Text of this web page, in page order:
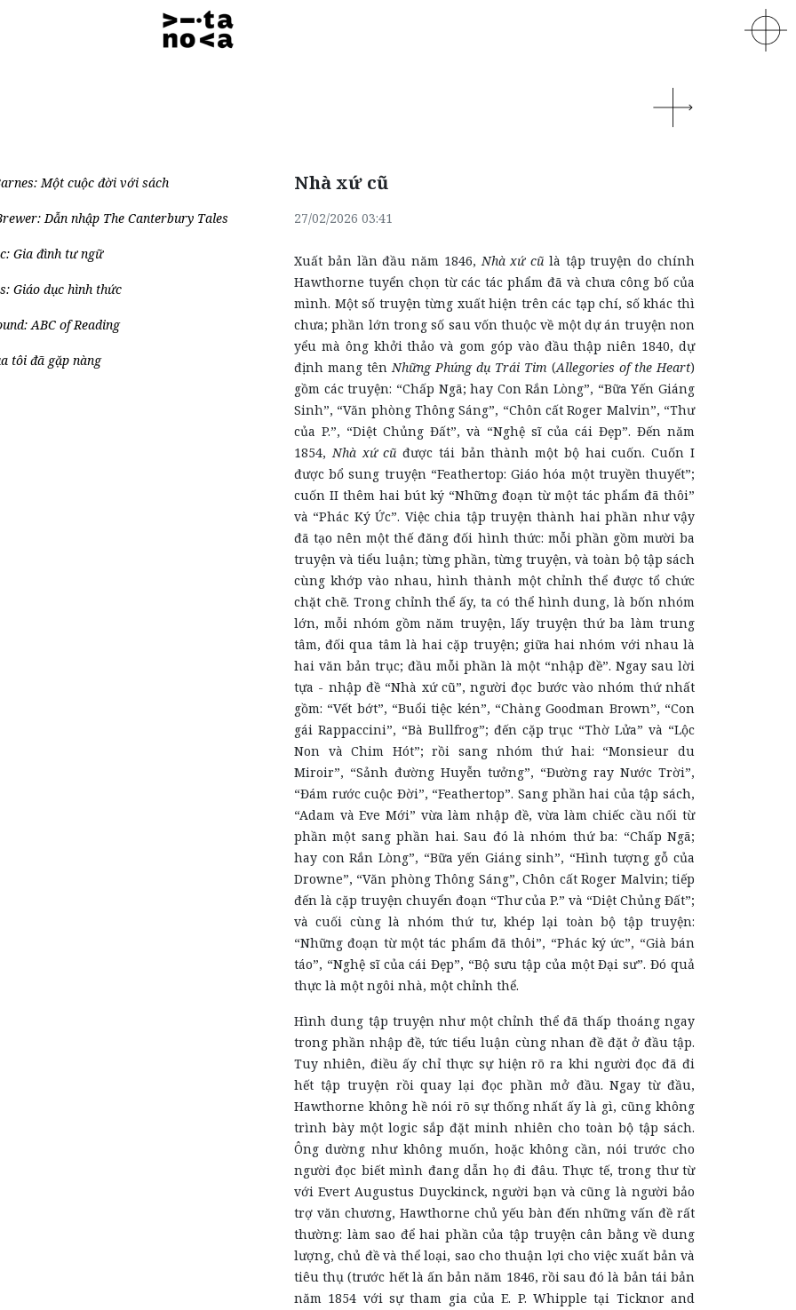
Một cuộc đời với sách
Dẫn nhập The Canterbury Tales
Gia đình tư ngữ
Giáo dục hình thức
ABC of Reading
tôi đã gặp nàng
Nhà xứ cũ
27/02/2026 03:41
Xuất bản lần đầu năm 1846,Nhà xứ cũ là tập truyện do chính
Hawthorne tuyển chọn từ các tác phẩm đã và chưa công bố của
mình. Một số truyện từng xuất hiện trên các tạp chí, số khác thì
chưa; phần lớn trong số sau vốn thuộc về một dự án truyện non
yểu mà ông khởi thảo và gom góp vào đầu thập niên 1840, dự
định mang tênNhững Phúng dụ Trái Tim (Allegories of the Heart)
gồm các truyện: “Chấp Ngã; hay Con Rắn Lòng”, “Bữa Yến Giáng
Sinh”, “Văn phòng Thông Sáng”, “Chôn cất Roger Malvin”, “Thư
của P.”, “Diệt Chủng Đất”, và “Nghệ sĩ của cái Đẹp”. Đến năm
1854,Nhà xứ cũđược tái bản thành một bộ hai cuốn. Cuốn I
được bổ sung truyện “Feathertop: Giáo hóa một truyền thuyết”;
cuốn II thêm hai bút ký “Những đoạn từ một tác phẩm đã thôi”
và “Phác Ký Ức”. Việc chia tập truyện thành hai phần như vậy
đã tạo nên một thế đăng đối hình thức: mỗi phần gồm mười ba
truyện và tiểu luận; từng phần, từng truyện, và toàn bộ tập sách
cùng khớp vào nhau, hình thành một chỉnh thể được tổ chức
chặt chẽ. Trong chỉnh thể ấy, ta có thể hình dung, là bốn nhóm
lớn, mỗi nhóm gồm năm truyện, lấy truyện thứ ba làm trung
tâm, đối qua tâm là hai cặp truyện; giữa hai nhóm với nhau là
hai văn bản trục; đầu mỗi phần là một “nhập đề”. Ngay sau lời
tựa - nhập đề “Nhà xứ cũ”, người đọc bước vào nhóm thứ nhất
gồm: “Vết bớt”, “Buổi tiệc kén”, “Chàng Goodman Brown”, “Con
gái Rappaccini”, “Bà Bullfrog”; đến cặp trục “Thờ Lửa” và “Lộc
Non và Chim Hót”; rồi sang nhóm thứ hai: “Monsieur du
Miroir”, “Sảnh đường Huyễn tưởng”, “Đường ray Nước Trời”,
“Đám rước cuộc Đời”, “Feathertop”. Sang phần hai của tập sách,
“Adam và Eve Mới” vừa làm nhập đề, vừa làm chiếc cầu nối từ
phần một sang phần hai. Sau đó là nhóm thứ ba: “Chấp Ngã;
hay con Rắn Lòng”, “Bữa yến Giáng sinh”, “Hình tượng gỗ của
Drowne”, “Văn phòng Thông Sáng”, Chôn cất Roger Malvin; tiếp
đến là cặp truyện chuyển đoạn “Thư của P.” và “Diệt Chủng Đất”;
và cuối cùng là nhóm thứ tư, khép lại toàn bộ tập truyện:
“Những đoạn từ một tác phẩm đã thôi”, “Phác ký ức”, “Già bán
táo”, “Nghệ sĩ của cái Đẹp”, “Bộ sưu tập của một Đại sư”. Đó quả
thực là một ngôi nhà, một chỉnh thể.
Hình dung tập truyện như một chỉnh thể đã thấp thoáng ngay
trong phần nhập đề, tức tiểu luận cùng nhan đề đặt ở đầu tập.
Tuy nhiên, điều ấy chỉ thực sự hiện rõ ra khi người đọc đã đi
hết tập truyện rồi quay lại đọc phần mở đầu. Ngay từ đầu,
Hawthorne không hề nói rõ sự thống nhất ấy là gì, cũng không
trình bày một logic sắp đặt minh nhiên cho toàn bộ tập sách.
Ông dường như không muốn, hoặc không cần, nói trước cho
người đọc biết mình đang dẫn họ đi đâu. Thực tế, trong thư từ
với Evert Augustus Duyckinck, người bạn và cũng là người bảo
trợ văn chương, Hawthorne chủ yếu bàn đến những vấn đề rất
thường: làm sao để hai phần của tập truyện cân bằng về dung
lượng, chủ đề và thể loại, sao cho thuận lợi cho việc xuất bản và
tiêu thụ (trước hết là ấn bản năm 1846, rồi sau đó là bản tái bản
năm 1854 với sự tham gia của E. P. Whipple tại Ticknor and